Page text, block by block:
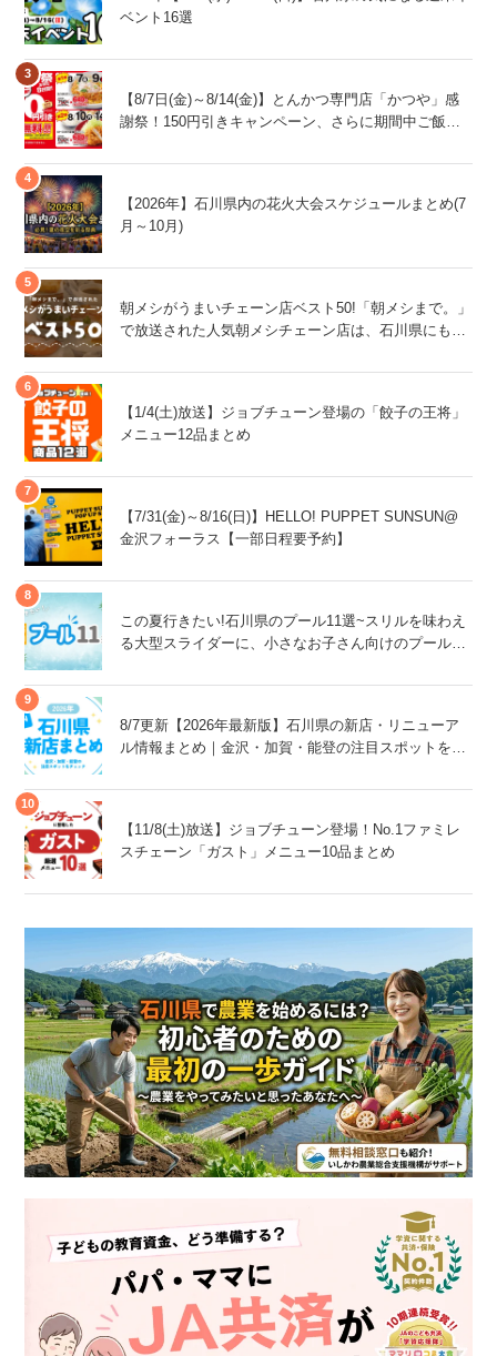
ベント16選
【8/7日(金)～8/14(金)】とんかつ専門店「かつや」感
謝祭！150円引きキャンペーン、さらに期間中ご飯大
【2026年】石川県内の花火大会スケジュールまとめ(7
月～10月)
朝メシがうまいチェーン店ベスト50!「朝メシまで。」
で放送された人気朝メシチェーン店は、石川県にもあ
【1/4(土)放送】ジョブチューン登場の「餃子の王将」
メニュー12品まとめ
【7/31(金)～8/16(日)】HELLO! PUPPET SUNSUN@
金沢フォーラス【一部日程要予約】
この夏行きたい!石川県のプール11選~スリルを味わえ
る大型スライダーに、小さなお子さん向けのプール
8/7更新【2026年最新版】石川県の新店・リニューア
ル情報まとめ｜金沢・加賀・能登の注目スポットをチ
【11/8(土)放送】ジョブチューン登場！No.1ファミレ
スチェーン「ガスト」メニュー10品まとめ